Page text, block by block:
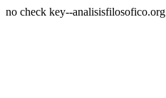
no check key--analisisfilosofico.org